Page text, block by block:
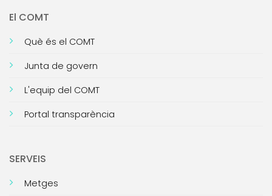
El COMT
Què és el COMT
Junta de govern
L'equip del COMT
Portal transparència
SERVEIS
Metges